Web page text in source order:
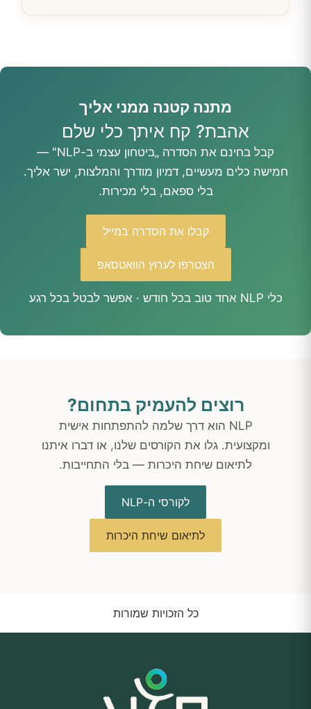
מתנה קטנה ממני אליך
אהבת? קח איתך כלי שלם
קבל בחינם את הסדרה „ביטחון עצמי ב-NLP" —
חמישה כלים מעשיים, דמיון מודרך והמלצות, ישר אליך.
בלי ספאם, בלי מכירות.
קבלו את הסדרה במייל
הצטרפו לערוץ הוואטסאפ
כלי NLP אחד טוב בכל חודש · אפשר לבטל בכל רגע
רוצים להעמיק בתחום?
NLP הוא דרך שלמה להתפתחות אישית
ומקצועית. גלו את הקורסים שלנו, או דברו איתנו
לתיאום שיחת היכרות — בלי התחייבות.
לקורסי ה-NLP
לתיאום שיחת היכרות
כל הזכויות שמורות